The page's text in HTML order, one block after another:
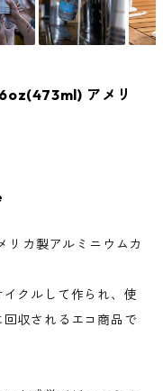
アメリ
リカ製アルミニウムカ
クルして作られ、使
収されるエコ商品で